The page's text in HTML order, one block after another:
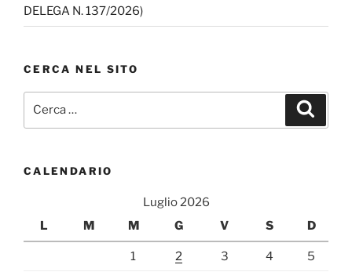
DELEGA N. 137/2026)
CERCA NEL SITO
CALENDARIO
Luglio 2026
L
M M G V S D
1 2 3 4 5